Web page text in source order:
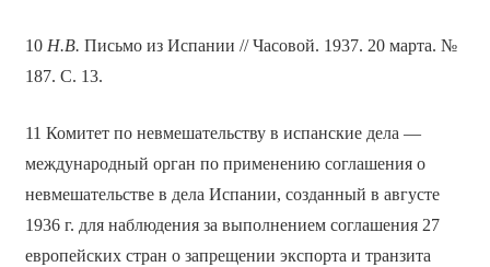
10 Н.В. Письмо из Испании // Часовой. 1937. 20 марта. №
187. С. 13.
11 Комитет по невмешательству в испанские дела —
международный орган по применению соглашения о
невмешательстве в дела Испании, созданный в августе
1936 г. для наблюдения за выполнением соглашения 27
европейских стран о запрещении экспорта и транзита